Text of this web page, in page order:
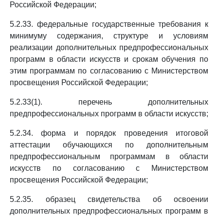
Российской Федерации;
5.2.33. федеральные государственные требования к
минимуму содержания, структуре и условиям
реализации дополнительных предпрофессиональных
программ в области искусств и срокам обучения по
этим программам по согласованию с Министерством
просвещения Российской Федерации;
5.2.33(1). перечень дополнительных
предпрофессиональных программ в области искусств;
5.2.34. форма и порядок проведения итоговой
аттестации обучающихся по дополнительным
предпрофессиональным программам в области
искусств по согласованию с Министерством
просвещения Российской Федерации;
5.2.35. образец свидетельства об освоении
дополнительных предпрофессиональных программ в